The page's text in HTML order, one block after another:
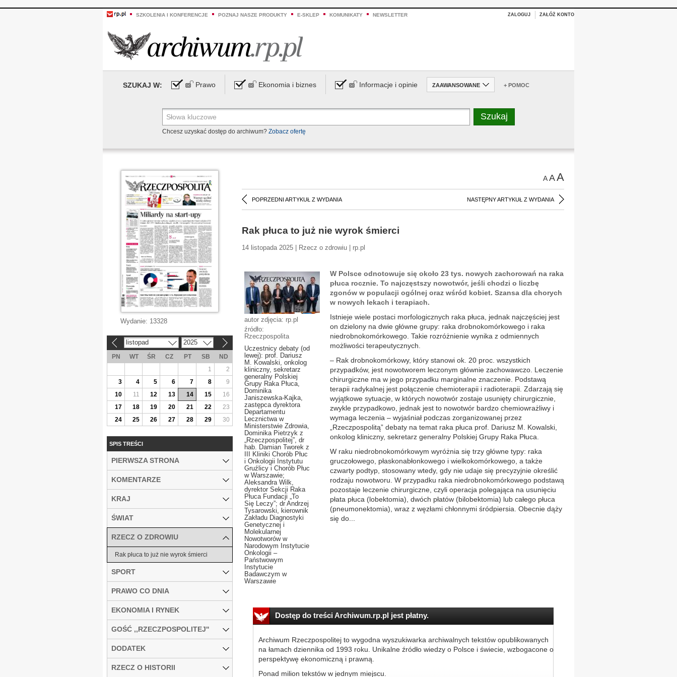
SZKOLENIA I KONFERENCJE POZNAJ NASZE PRODUKTY E-SKLEP KOMUNIKATY NEWSLETTER ZALOGUJ ZAŁÓŻ KONTO
SZUKAJ W: Prawo Ekonomia i biznes Informacje i opinie ZAAWANSOWANE + POMOC
Chcesz uzyskać dostęp do archiwum? Zobacz ofertę
AAA
POPRZEDNI ARTYKUŁ Z WYDANIA NASTĘPNY ARTYKUŁ Z WYDANIA
Rak płuca to już nie wyrok śmierci
14 listopada 2025 | Rzecz o zdrowiu | rp.pl
autor zdjęcia: rp.pl
źródło:
Rzeczpospolita
Uczestnicy debaty (od
lewej): prof. Dariusz
M. Kowalski, onkolog
kliniczny, sekretarz
generalny Polskiej
Grupy Raka Płuca,
Dominika
Janiszewska-Kajka,
zastępca dyrektora
Departamentu
Lecznictwa w
Ministerstwie Zdrowia,
Dominika Pietrzyk z
„Rzeczpospolitej”, dr
hab. Damian Tworek z
III Kliniki Chorób Płuc
i Onkologii Instytutu
Gruźlicy i Chorób Płuc
w Warszawie;
Aleksandra Wilk,
dyrektor Sekcji Raka
Płuca Fundacji „To
Się Leczy”; dr Andrzej
Tysarowski, kierownik
Zakładu Diagnostyki
Genetycznej i
Molekularnej
Nowotworów w
Narodowym Instytucie
Onkologii –
Państwowym
Instytucie
Badawczym w
Warszawie
W Polsce odnotowuje się około 23 tys. nowych zachorowań na raka
płuca rocznie. To najczęstszy nowotwór, jeśli chodzi o liczbę
zgonów w populacji ogólnej oraz wśród kobiet. Szansa dla chorych
w nowych lekach i terapiach.
Istnieje wiele postaci morfologicznych raka płuca, jednak najczęściej jest
on dzielony na dwie główne grupy: raka drobnokomórkowego i raka
niedrobnokomórkowego. Takie rozróżnienie wynika z odmiennych
możliwości terapeutycznych.
– Rak drobnokomórkowy, który stanowi ok. 20 proc. wszystkich
przypadków, jest nowotworem leczonym głównie zachowawczo. Leczenie
chirurgiczne ma w jego przypadku marginalne znaczenie. Podstawą
terapii radykalnej jest połączenie chemioterapii i radioterapii. Zdarzają się
wyjątkowe sytuacje, w których nowotwór zostaje usunięty chirurgicznie,
zwykle przypadkowo, jednak jest to nowotwór bardzo chemiowrażliwy i
wymaga leczenia – wyjaśniał podczas zorganizowanej przez
„Rzeczpospolitą” debaty na temat raka płuca prof. Dariusz M. Kowalski,
onkolog kliniczny, sekretarz generalny Polskiej Grupy Raka Płuca.
W raku niedrobnokomórkowym wyróżnia się trzy główne typy: raka
gruczołowego, płaskonabłonkowego i wielkokomórkowego, a także
czwarty podtyp, stosowany wtedy, gdy nie udaje się precyzyjnie określić
rodzaju nowotworu. W przypadku raka niedrobnokomórkowego podstawą
pozostaje leczenie chirurgiczne, czyli operacja polegająca na usunięciu
płata płuca (lobektomia), dwóch płatów (bilobektomia) lub całego płuca
(pneumonektomia), wraz z węzłami chłonnymi śródpiersia. Obecnie dąży
się do...
Dostęp do treści Archiwum.rp.pl jest płatny.
Archiwum Rzeczpospolitej to wygodna wyszukiwarka archiwalnych tekstów opublikowanych
na łamach dziennika od 1993 roku. Unikalne źródło wiedzy o Polsce i świecie, wzbogacone o
perspektywę ekonomiczną i prawną.
Ponad milion tekstów w jednym miejscu.
Wydanie: 13328
listopad 2025
PN WT ŚR CZ PT SB
ND
1
2
3
4 5 6 7 8
9
10
11 12 13 14 15
16
17
18 19 20 21 22
23
24
25 26 27 28 29 30
SPIS TREŚCI
PIERWSZA STRONA
KOMENTARZE
KRAJ
ŚWIAT
RZECZ O ZDROWIU
Rak płuca to już nie wyrok śmierci
SPORT
PRAWO CO DNIA
EKONOMIA I RYNEK
GOŚĆ ,,RZECZPOSPOLITEJ''
DODATEK
RZECZ O HISTORII